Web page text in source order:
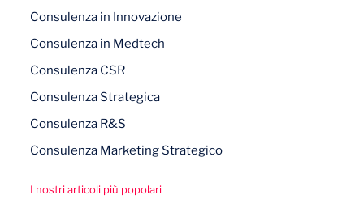
Consulenza in Innovazione
Consulenza in Medtech
Consulenza CSR
Consulenza Strategica
Consulenza R&S
Consulenza Marketing Strategico
I nostri articoli più popolari